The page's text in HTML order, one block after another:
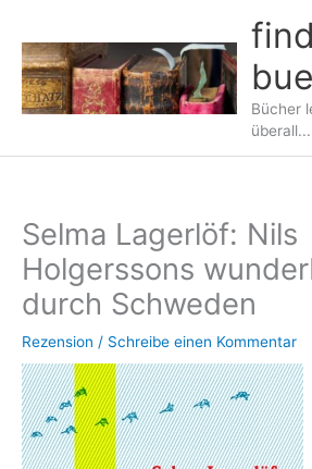
Inhalt
springen
Bücher
überall...
Selma Lagerlöf: Nils
Holgerssons
durch Schweden
Rezension / Schreibe einen Kommentar